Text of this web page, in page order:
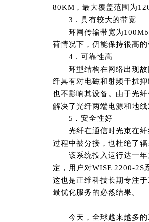
80KM，最大覆盖范围为
3．具有较大的带宽
环网传输带宽为
荷情况下，仍能保持很高的
4．可靠性高
环型结构在网络出现故
纤具有对电磁和射频干扰
也不影响其设备。由于光
解决了光纤两端电源和地
5．安全性好
光纤在通信时光束在纤
过程中被分接，也杜绝了
该系统投入运行达一年
定，用户对WISE 2200-2S
这也是正维科技长期专注
最优化服务的必然结果。
今天，全球越来越多的